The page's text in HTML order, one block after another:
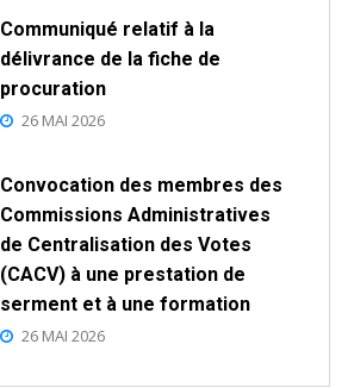
Communiqué relatif à la
délivrance de la fiche de
procuration
26 MAI 2026
Convocation des membres des
Commissions Administratives
de Centralisation des Votes
(CACV) à une prestation de
serment et à une formation
26 MAI 2026